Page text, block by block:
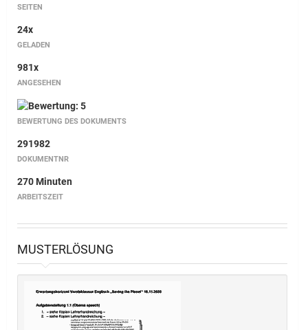
SEITEN
24x
GELADEN
981x
ANGESEHEN
BEWERTUNG DES DOKUMENTS
291982
DOKUMENTNR
270 Minuten
ARBEITSZEIT
MUSTERLÖSUNG